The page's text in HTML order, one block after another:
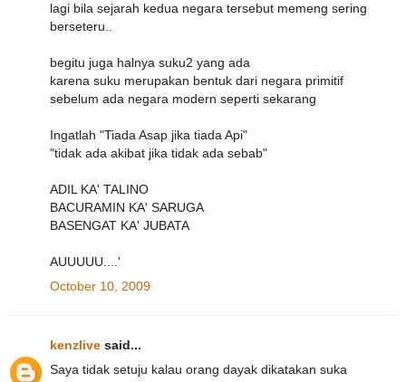
lagi bila sejarah kedua negara tersebut memeng sering
berseteru..
begitu juga halnya suku2 yang ada
karena suku merupakan bentuk dari negara primitif
sebelum ada negara modern seperti sekarang
Ingatlah "Tiada Asap jika tiada Api"
"tidak ada akibat jika tidak ada sebab"
ADIL KA' TALINO
BACURAMIN KA' SARUGA
BASENGAT KA' JUBATA
AUUUUU....'
October 10, 2009
kenzlive said...
Saya tidak setuju kalau orang dayak dikatakan suka